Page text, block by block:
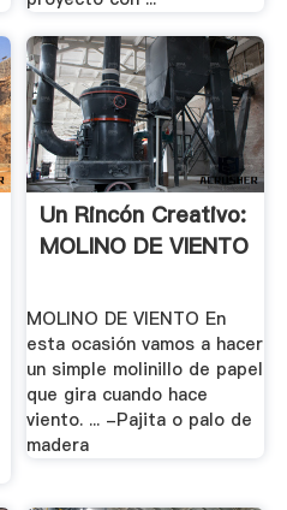
Un Rincón Creativo:
MOLINO DE VIENTO
MOLINO DE VIENTO En
esta ocasión vamos a hacer
un simple molinillo de papel
que gira cuando hace
viento. ... -Pajita o palo de
madera